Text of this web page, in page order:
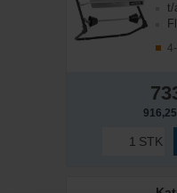
t/
916,25
STK